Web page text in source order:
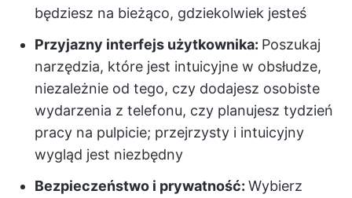
będziesz na bieżąco, gdziekolwiek jesteś
Przyjazny interfejs użytkownika: Poszukaj
narzędzia, które jest intuicyjne w obsłudze,
niezależnie od tego, czy dodajesz osobiste
wydarzenia z telefonu, czy planujesz tydzień
pracy na pulpicie; przejrzysty i intuicyjny
wygląd jest niezbędny
Bezpieczeństwo i prywatność: Wybierz